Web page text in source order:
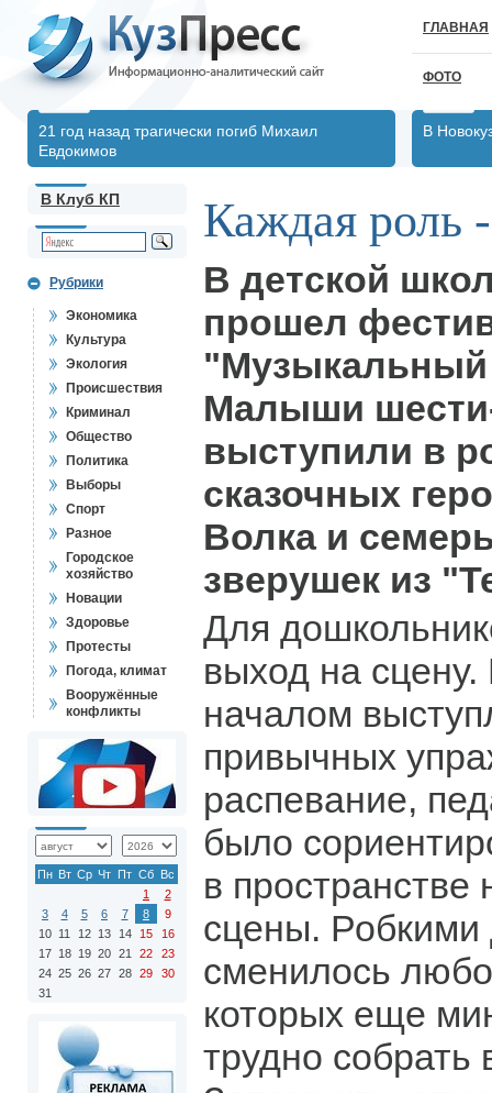
ГЛАВНАЯ
ФОТО
21 год назад трагически погиб Михаил
Евдокимов
В
В Клуб КП
Рубрики
Экономика
Культура
Экология
Происшествия
Криминал
Общество
Политика
Выборы
Спорт
Разное
Городское
хозяйство
Новации
Здоровье
Протесты
Погода, климат
Вооружённые
конфликты
Пн Вт Ср Чт Пт Сб Вс
1
2
3
4 5 6 7 8
9
10 11 12 13 14 15
16
17 18 19 20 21 22
23
24 25 26 27 28 29
30
31
Каждая роль
В детской
прошел
"Музыкальный
Малыши
выступили в
сказочных
Волка и
зверушек из
Для
выход на
началом
привычных
распевание,
было
в пространстве
сцены.
сменилось
которых еще
трудно собрать